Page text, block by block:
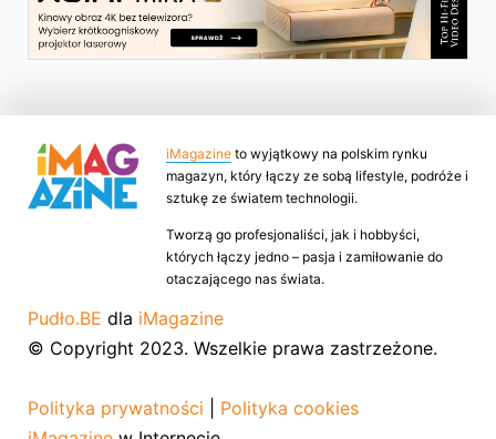
iMagazine to wyjątkowy na polskim rynku
magazyn, który łączy ze sobą lifestyle, podróże i
sztukę ze światem technologii.
Tworzą go profesjonaliści, jak i hobbyści,
których łączy jedno – pasja i zamiłowanie do
otaczającego nas świata.
Pudło.BE dla iMagazine
© Copyright 2023. Wszelkie prawa zastrzeżone.
Polityka prywatności
Polityka cookies